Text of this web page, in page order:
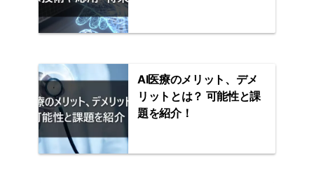
AI医療のメリット、デメ
リットとは？ 可能性と課
題を紹介！